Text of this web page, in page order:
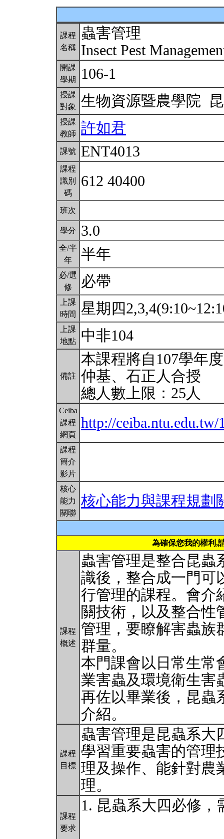
課程
名稱
蟲害管理
Insect Pest
開課
學期
106-1
授課
對象
生物資源暨農學院
授課
教師
許如君
課號 ENT4013
課程
識別
碼
612 40400
班次
學分 3.0
全/半
年
半年
必/選
修
必帶
上課
時間
星期四
上課
地點
中非104
備註
本課程將自107學年
仲基、石正人合授
總人數上限：25人
Ceiba
課程
網頁
http://
課程
簡介
影片
核心
能力
關聯
核心能力與課程規劃
為確保您我的權利,
課程
概述
蟲害管理是整合昆蟲
識後，整合成一門可
行管理的課程。會介
關技術，以及整合性
管理，要瞭解害蟲族
群量。
本門課會以日常生常
業害蟲及環境衛生害
再佐以畢業後，昆蟲
介紹。
課程
目標
蟲害管理是昆蟲系大
學習重要蟲害的管理
理及操作、能針對農
理。
課程
要求
1. 昆蟲系大四必修，